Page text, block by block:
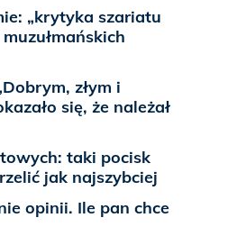
„krytyka szariatu
złym i
się, że należał
taki pocisk
jak najszybciej
opinii. Ile pan chce